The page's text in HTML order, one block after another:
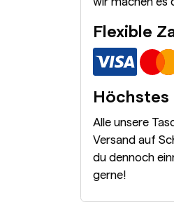
Flexible
Alle unsere
Versand auf
du dennoch
gerne!